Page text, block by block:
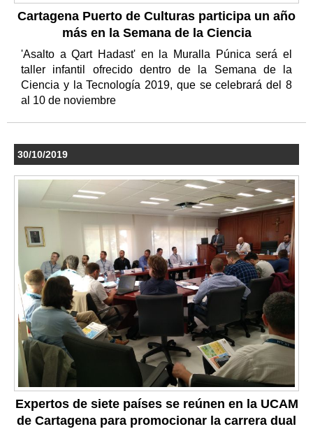
Cartagena Puerto de Culturas participa un año
más en la Semana de la Ciencia
'Asalto a Qart Hadast' en la Muralla Púnica será el
taller infantil ofrecido dentro de la Semana de la
Ciencia y la Tecnología 2019, que se celebrará del 8
al 10 de noviembre
30/10/2019
Expertos de siete países se reúnen en la UCAM
de Cartagena para promocionar la carrera dual